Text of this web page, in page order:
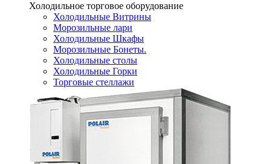
Холодильное торговое оборудование
Холодильные Витрины
Морозильные лари
Холодильные Шкафы
Морозильные Бонеты.
Холодильные столы
Холодильные Горки
Торговые стеллажи